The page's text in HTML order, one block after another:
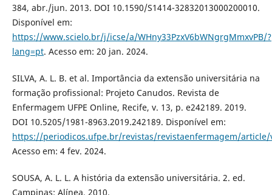
384, abr./jun. 2013. DOI 10.1590/S1414-32832013000200010.
Disponível em:
https://www.scielo.br/j/icse/a/WHny33PzxV6bWNgrgMmxvPB/?
lang=pt. Acesso em: 20 jan. 2024.
SILVA, A. L. B. et al. Importância da extensão universitária na
formação profissional: Projeto Canudos. Revista de
Enfermagem UFPE Online, Recife, v. 13, p. e242189. 2019.
DOI 10.5205/1981-8963.2019.242189. Disponível em:
https://periodicos.ufpe.br/revistas/revistaenfermagem/article/
Acesso em: 4 fev. 2024.
SOUSA, A. L. L. A história da extensão universitária. 2. ed.
Campinas: Alínea, 2010.